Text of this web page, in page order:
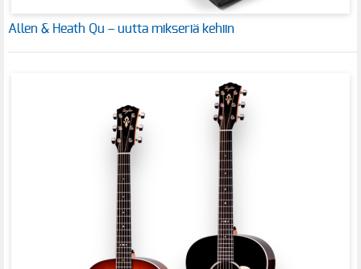
Allen & Heath Qu – uutta mikseriä kehiin